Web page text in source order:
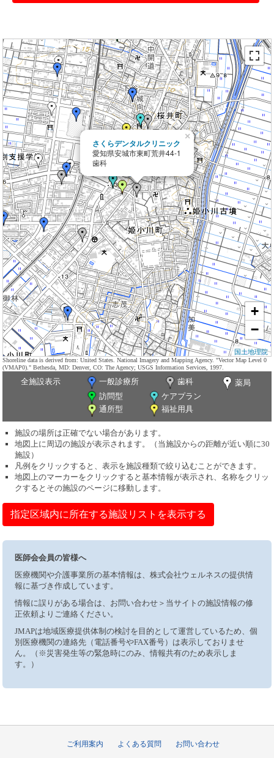
さくらデンタルクリニック
愛知県安城市東町荒井44-1
歯科
×
+
−
国土地理院
Shoreline data is derived from: United States. National Imagery and Mapping Agency. "Vector Map Level 0
(VMAP0)." Bethesda, MD: Denver, CO: The Agency; USGS Information Services, 1997.
全施設表示 一般診療所 歯科
薬局
訪問型
ケアプラン
通所型
福祉用具
施設の場所は正確でない場合があります。
地図上に周辺の施設が表示されます。（当施設からの距離が近い順に30
施設）
凡例をクリックすると、表示を施設種類で絞り込むことができます。
地図上のマーカーをクリックすると基本情報が表示され、名称をクリッ
クするとその施設のページに移動します。
指定区域内に所在する施設リストを表示する
医師会会員の皆様へ
医療機関や介護事業所の基本情報は、株式会社ウェルネスの提供情
報に基づき作成しています。
情報に誤りがある場合は、お問い合わせ＞当サイトの施設情報の修
正依頼よりご連絡ください。
JMAPは地域医療提供体制の検討を目的として運営しているため、個
別医療機関の連絡先（電話番号やFAX番号）は表示しておりませ
ん。（※災害発生等の緊急時にのみ、情報共有のため表示しま
す。）
ご利用案内 よくある質問 お問い合わせ